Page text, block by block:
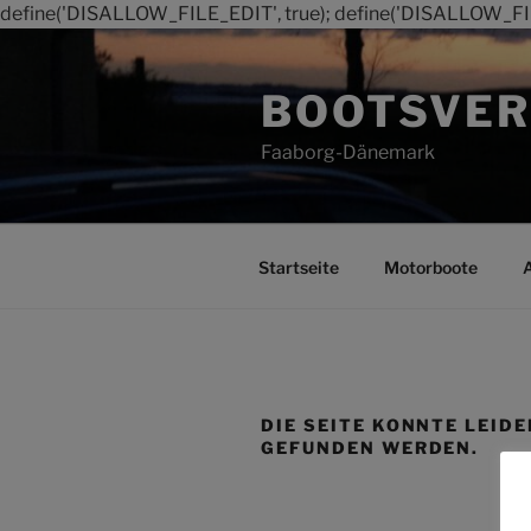
define('DISALLOW_FILE_EDIT', true);
Faaborg-Dänemark
Startseite Motorboote
DIE SEITE KONNTE
GEFUNDEN WERDEN.